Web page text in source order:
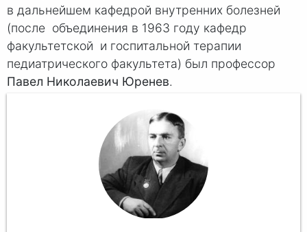
в дальнейшем кафедрой внутренних болезней
(после объединения в 1963 году кафедр
факультетской и госпитальной терапии
педиатрического факультета) был профессор
Павел Николаевич Юренев.